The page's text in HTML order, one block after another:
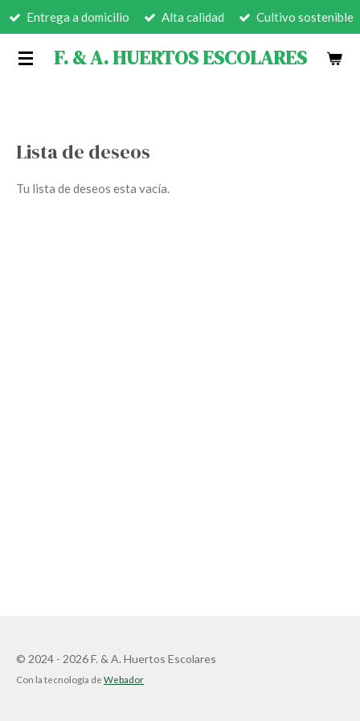
Ir
contenidoF. & A. HUERTOS ESCOLARES
Entrega a domicilio Alta calidad Cultivo sostenible
Lista de deseos
Tu lista de deseos esta vacía.
© 2024 - 2026 F. & A. Huertos Escolares
Con la tecnología de Webador